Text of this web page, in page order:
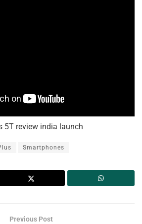
5T review india launch
Smartphones
Previous Post